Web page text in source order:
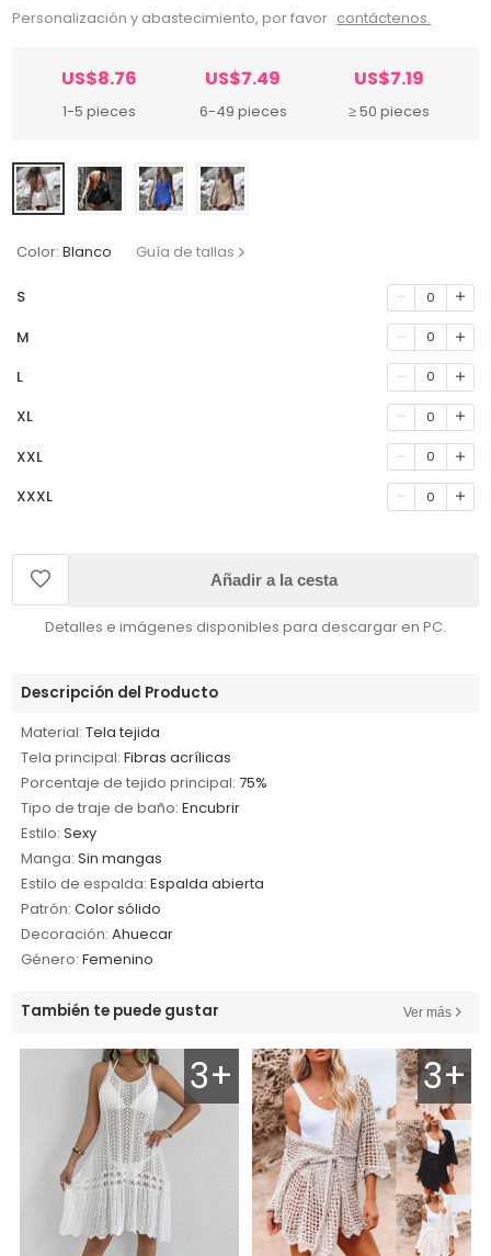
Personalización y abastecimiento, por favor contáctenos.
US$8.76
1-5 pieces
US$7.49
6-49 pieces
US$7.19
≥ 50 pieces
Color: Blanco Guía de tallas
S 0
M 0
L 0
XL 0
XXL 0
XXXL 0
Añadir a la cesta
Detalles e imágenes disponibles para descargar en PC.
Descripción del Producto
Material: Tela tejida
Tela principal: Fibras acrílicas
Porcentaje de tejido principal: 75%
Tipo de traje de baño: Encubrir
Estilo: Sexy
Manga: Sin mangas
Estilo de espalda: Espalda abierta
Patrón: Color sólido
Decoración: Ahuecar
Género: Femenino
También te puede gustar Ver más
3+ 3+